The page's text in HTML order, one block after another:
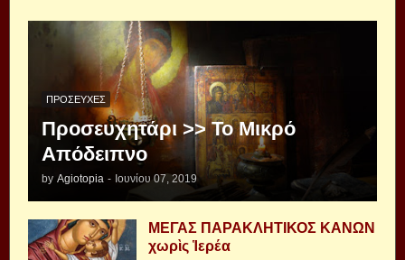
ΠΡΟΣΕΥΧΈΣ
Προσευχητάρι >> Το Μικρό
Απόδειπνο
by Agiotopia - Ιουνίου 07, 2019
ΜΕΓΑΣ ΠΑΡΑΚΛΗΤΙΚΟΣ ΚΑΝΩΝ
χωρὶς Ἱερέα